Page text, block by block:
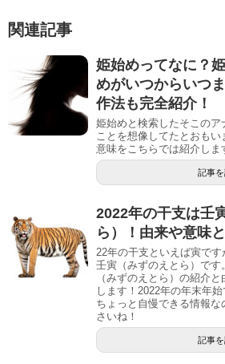
関連記事
姫始めってなに？
めがいつからいつ
作法も完全紹介！
姫始めと検索したそこの
ことを想像してたとおも
意味をこちらでは紹介しま
記事
2022年の干支は壬
ら）！由来や意味
22年の干支といえば寅で
壬寅（みずのえとら）で
（みずのえとら）の紹介
します！2022年の年末年
ちょっと自慢できる情報
さいね！
記事